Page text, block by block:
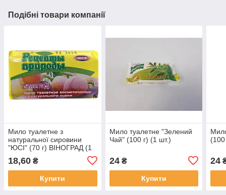
Подібні товари компанії
Мило туалетне з
натуральної сировини
"ЮСІ" (70 г) ВІНОГРАД (1
18,60 ₴
Купити
Мило туалетне "Зелений
Чай" (100 г) (1 шт.)
24₴
Купити
24